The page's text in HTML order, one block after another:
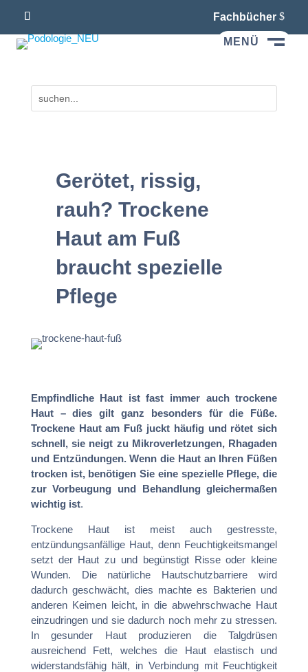
Fachbücher
MENÜ
Gerötet, rissig,
rauh? Trockene
Haut am Fuß
braucht spezielle
Pflege
Empfindliche Haut ist fast immer auch trockene
Haut – dies gilt ganz besonders für die Füße.
Trockene Haut am Fuß juckt häufig und rötet sich
schnell, sie neigt zu Mikroverletzungen, Rhagaden
und Entzündungen. Wenn die Haut an Ihren Füßen
trocken ist, benötigen Sie eine spezielle Pflege, die
zur Vorbeugung und Behandlung gleichermaßen
wichtig ist.
Trockene Haut ist meist auch gestresste,
entzündungsanfällige Haut, denn Feuchtigkeitsmangel
setzt der Haut zu und begünstigt Risse oder kleine
Wunden. Die natürliche Hautschutzbarriere wird
dadurch geschwächt, dies machte es Bakterien und
anderen Keimen leicht, in die abwehrschwache Haut
einzudringen und sie dadurch noch mehr zu stressen.
In gesunder Haut produzieren die Talgdrüsen
ausreichend Fett, welches die Haut elastisch und
widerstandsfähig hält, in Verbindung mit Feuchtigkeit